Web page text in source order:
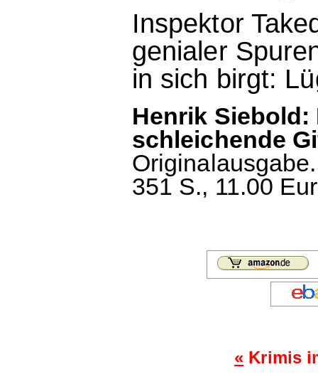
Inspektor
genialer
in sich birgt:
Henrik Siebold:
schleichende
351 S., 11.00
« Krimis